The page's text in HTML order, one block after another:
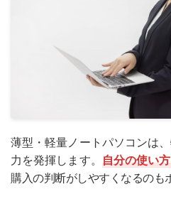
薄型・軽量ノートパソコンは
力を発揮します。 自分の使い
購入の判断がしやすくなるのも